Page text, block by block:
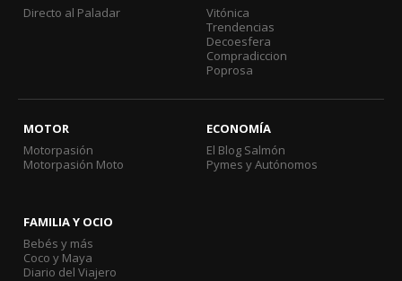
Directo al Paladar
Vitónica
Trendencias
Decoesfera
Compradiccion
Poprosa
MOTOR
Motorpasión
Motorpasión Moto
ECONOMÍA
El Blog Salmón
Pymes y Autónomos
FAMILIA Y OCIO
Bebés y más
Coco y Maya
Diario del Viajero